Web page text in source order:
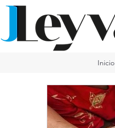
Inicio